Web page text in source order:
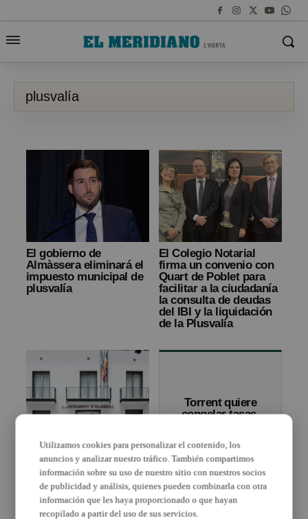
plusvalía
El gobierno de
Almàssera eliminará el
impuesto municipal de
plusvalía
El Colegio Notarial
firma un convenio con
Quart de Poblet para
facilitar a la ciudadanía
la consulta de deudas
del IBI y la liquidación
de la Plusvalía
La nova ordenança
d’Alaquàs rebaixa la
plusvàlia sobre les
vivendes
Torrent quiere
congelar tasas,
en 2019
Utilizamos cookies para personalizar el contenido, los
anuncios y analizar nuestro tráfico. También compartimos
información sobre su uso de nuestro sitio con nuestros socios
de publicidad y análisis, quienes pueden combinarla con otra
información que les haya proporcionado o que hayan
recopilado a partir del uso de sus servicios.